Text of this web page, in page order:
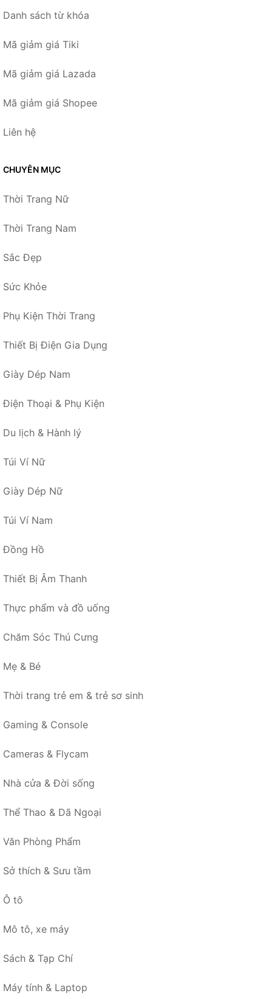
Danh sách từ khóa
Mã giảm giá Tiki
Mã giảm giá Lazada
Mã giảm giá Shopee
Liên hệ
CHUYÊN MỤC
Thời Trang Nữ
Thời Trang Nam
Sắc Đẹp
Sức Khỏe
Phụ Kiện Thời Trang
Thiết Bị Điện Gia Dụng
Giày Dép Nam
Điện Thoại & Phụ Kiện
Du lịch & Hành lý
Túi Ví Nữ
Giày Dép Nữ
Túi Ví Nam
Đồng Hồ
Thiết Bị Âm Thanh
Thực phẩm và đồ uống
Chăm Sóc Thú Cưng
Mẹ & Bé
Thời trang trẻ em & trẻ sơ sinh
Gaming & Console
Cameras & Flycam
Nhà cửa & Đời sống
Thể Thao & Dã Ngoại
Văn Phòng Phẩm
Sở thích & Sưu tầm
Ô tô
Mô tô, xe máy
Sách & Tạp Chí
Máy tính & Laptop